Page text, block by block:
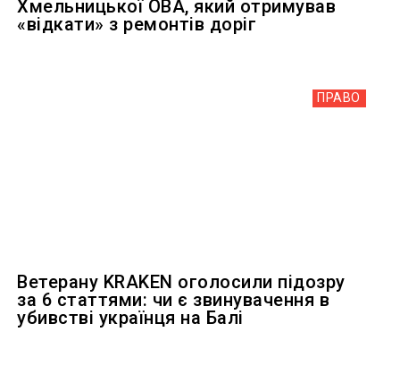
Хмельницької ОВА, який отримував
«відкати» з ремонтів доріг
ПРАВО
Ветерану KRAKEN оголосили підозру
за 6 статтями: чи є звинувачення в
убивстві українця на Балі